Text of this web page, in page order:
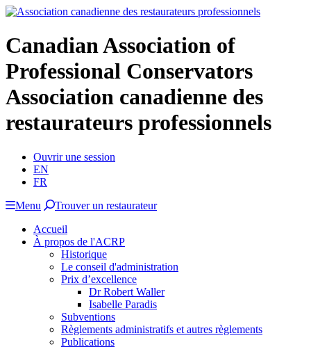
Canadian Association of
Professional Conservators
Association canadienne des
restaurateurs professionnels
Ouvrir une session
EN
FR
Menu
Trouver un restaurateur
Accueil
À propos de l'ACRP
Historique
Le conseil d'administration
Prix d’excellence
Dr Robert Waller
Isabelle Paradis
Subventions
Règlements administratifs et autres règlements
Publications